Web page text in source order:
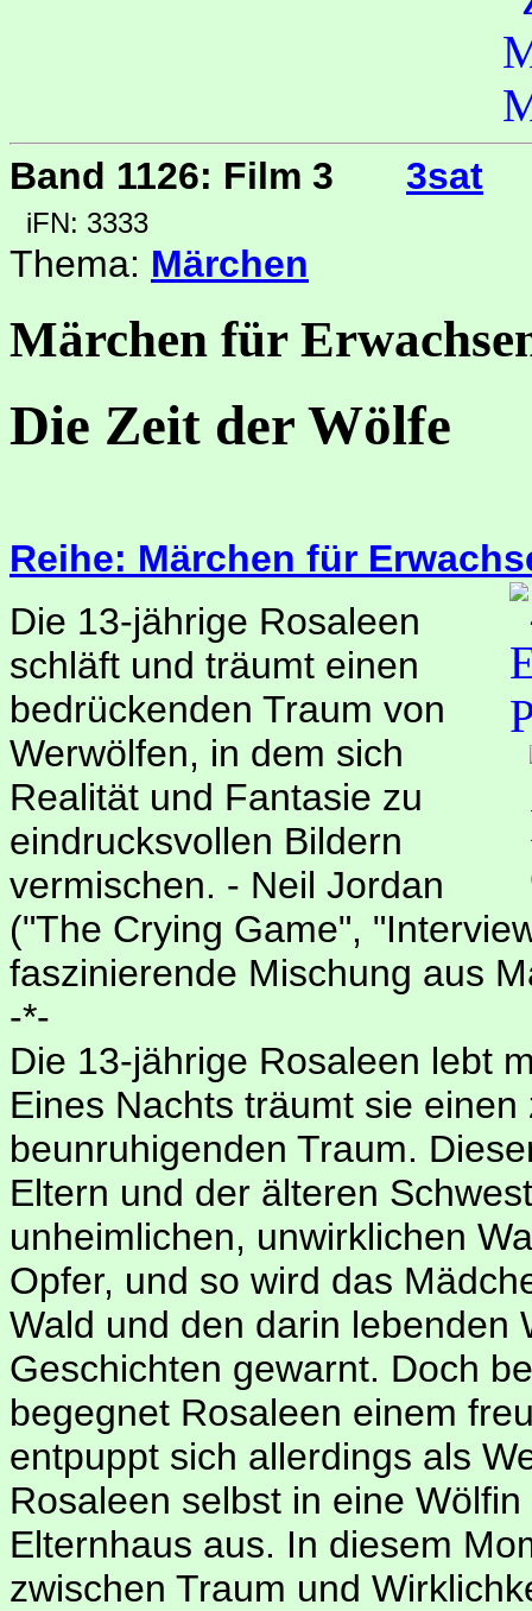
Band 1126: Film 3 3sat
iFN: 3333
Thema: Märchen
Märchen für
Die Zeit der Wölfe
Reihe: Märchen für
Die 13-jährige Rosaleen
schläft und träumt einen
bedrückenden Traum von
Werwölfen, in dem sich
Realität und Fantasie zu
eindrucksvollen Bildern
vermischen. - Neil Jordan
("The Crying Game",
faszinierende Mischung aus
-*-
Die 13-jährige Rosaleen lebt
Eines Nachts träumt sie
beunruhigenden Traum.
Eltern und der älteren
unheimlichen, unwirklichen
Opfer, und so wird das
Wald und den darin lebenden
Geschichten gewarnt. Doch
begegnet Rosaleen einem
entpuppt sich allerdings als
Rosaleen selbst in eine
Elternhaus aus. In diesem
zwischen Traum und